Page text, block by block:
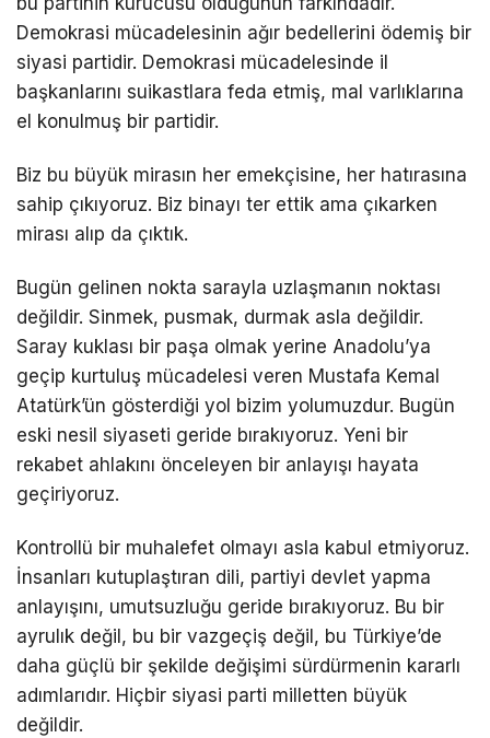
Demokrasi mücadelesinin ağır bedellerini ödemiş bir
siyasi partidir. Demokrasi mücadelesinde il
başkanlarını suikastlara feda etmiş, mal varlıklarına
el konulmuş bir partidir.
Biz bu büyük mirasın her emekçisine, her hatırasına
sahip çıkıyoruz. Biz binayı ter ettik ama çıkarken
mirası alıp da çıktık.
Bugün gelinen nokta sarayla uzlaşmanın noktası
değildir. Sinmek, pusmak, durmak asla değildir.
Saray kuklası bir paşa olmak yerine Anadolu’ya
geçip kurtuluş mücadelesi veren Mustafa Kemal
Atatürk’ün gösterdiği yol bizim yolumuzdur. Bugün
eski nesil siyaseti geride bırakıyoruz. Yeni bir
rekabet ahlakını önceleyen bir anlayışı hayata
geçiriyoruz.
Kontrollü bir muhalefet olmayı asla kabul etmiyoruz.
İnsanları kutuplaştıran dili, partiyi devlet yapma
anlayışını, umutsuzluğu geride bırakıyoruz. Bu bir
ayrulık değil, bu bir vazgeçiş değil, bu Türkiye’de
daha güçlü bir şekilde değişimi sürdürmenin kararlı
adımlarıdır. Hiçbir siyasi parti milletten büyük
değildir.